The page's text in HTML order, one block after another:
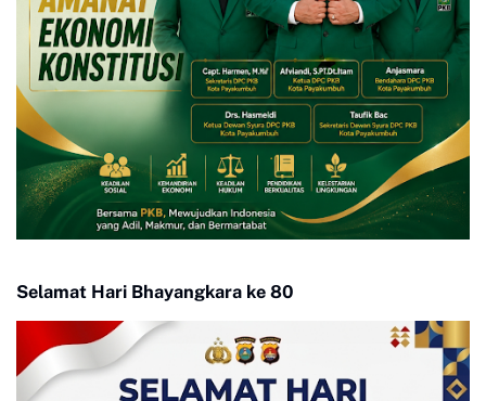
Selamat Hari Bhayangkara ke 80